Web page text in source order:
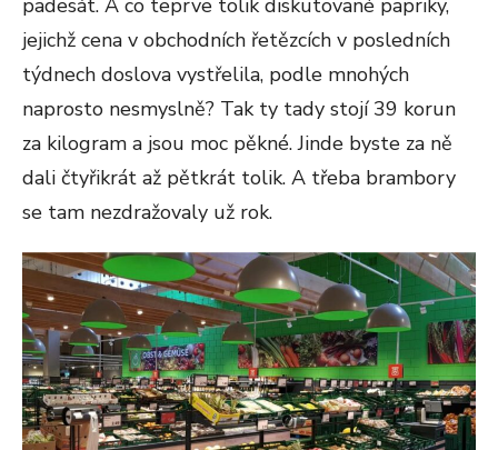
padesát. A co teprve tolik diskutované papriky,
jejichž cena v obchodních řetězcích v posledních
týdnech doslova vystřelila, podle mnohých
naprosto nesmyslně? Tak ty tady stojí 39 korun
za kilogram a jsou moc pěkné. Jinde byste za ně
dali čtyřikrát až pětkrát tolik. A třeba brambory
se tam nezdražovaly už rok.